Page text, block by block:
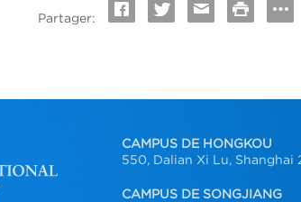
Partager:
CAMPUS DE HONGKOU
550, Dalian Xi Lu, Shanghai
CAMPUS DE SONGJIANG